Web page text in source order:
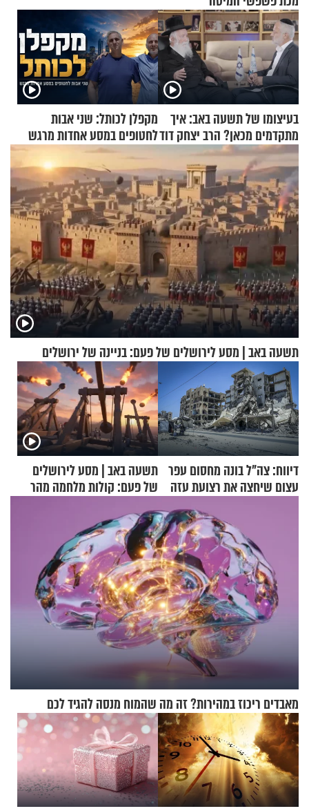
בעיצומו של תשעה באב: איך
מתקדמים מכאן? הרב יצחק דוד
גרוסמן בשיחה מיוחדת
מקפלן לכותל: שני אבות
לחטופים במסע אחדות מרגש
תשעה באב | מסע לירושלים של פעם: בניינה של ירושלים
דיווח: צה"ל בונה מחסום עפר
עצום שיחצה את רצועת עזה
תשעה באב | מסע לירושלים
של פעם: קולות מלחמה מהר
מאבדים ריכוז במהירות? זה מה שהמוח מנסה להגיד לכם